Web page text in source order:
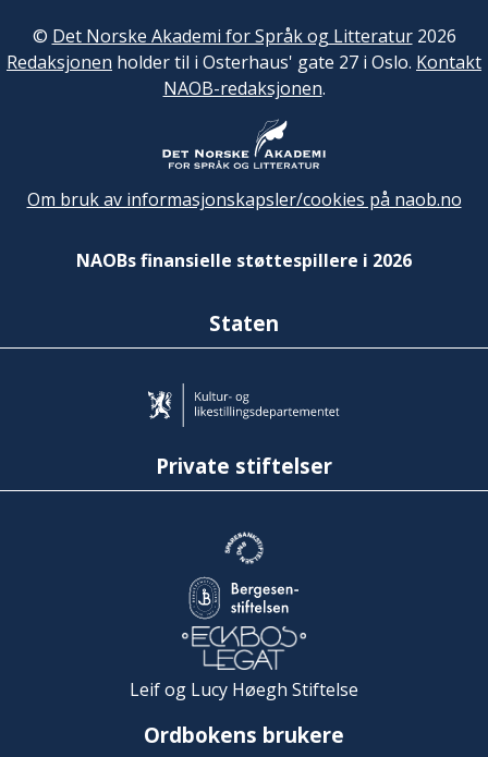
© Det Norske Akademi for Språk og Litteratur2026
Redaksjonen holder til i Osterhaus' gate 27 i Oslo. Kontakt
NAOB-redaksjonen.
Om bruk av informasjonskapsler/cookies på naob.no
NAOBs finansielle støttespillere i 2026
Staten
Private stiftelser
Leif og Lucy Høegh Stiftelse
Ordbokens brukere